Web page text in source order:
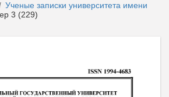
Ученые записки университета имени
3 (229)